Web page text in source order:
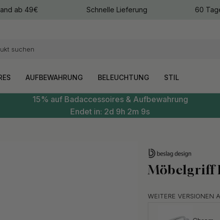
ab 49€ Schnelle Lieferung 60
AUFBEWAHRUNG BELEUCHTUNG STIL
15% auf Badaccessoires & Aufbewahrung
Endet in: 2d 9h 2m 8s
Möbelgriff
WEITERE VERSIONEN